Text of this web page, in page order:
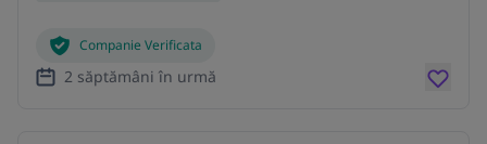
Companie Verificata
2 săptămâni în urmă